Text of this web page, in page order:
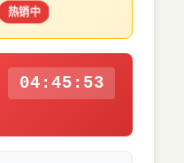
热销中
04:45:53